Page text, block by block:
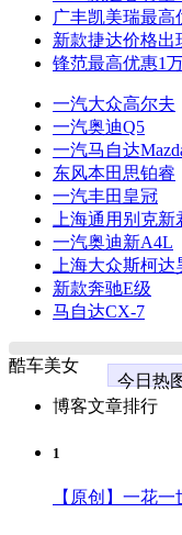
广丰凯美瑞最高
新款捷达价格出
锋范最高优惠1
一汽大众高尔夫
一汽奥迪Q5
一汽马自达
东风本田思铂睿
一汽丰田皇冠
上海通用别克新
一汽奥迪新A4L
上海大众斯柯达
新款奔驰E级
马自达CX-7
酷车美女
今日热
博客文章排行
1
【原创】一花